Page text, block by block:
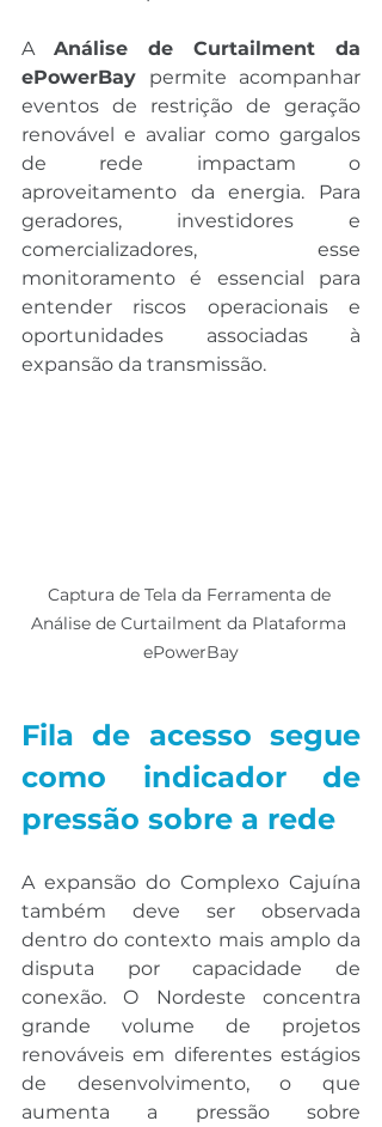
A Análise de Curtailment da
ePowerBay permite acompanhar
eventos de restrição de geração
renovável e avaliar como gargalos
de rede impactam o
aproveitamento da energia. Para
geradores, investidores e
comercializadores, esse
monitoramento é essencial para
entender riscos operacionais e
oportunidades associadas à
expansão da transmissão.
Captura de Tela da Ferramenta de
Análise de Curtailment da Plataforma
ePowerBay
Fila de acesso segue
como indicador de
pressão sobre a rede
A expansão do Complexo Cajuína
também deve ser observada
dentro do contexto mais amplo da
disputa por capacidade de
conexão. O Nordeste concentra
grande volume de projetos
renováveis em diferentes estágios
de desenvolvimento, o que
aumenta a pressão sobre